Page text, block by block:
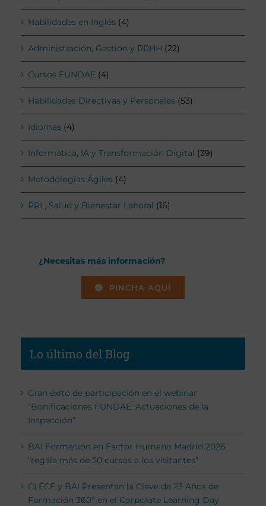
Habilidades en Inglés (4)
Administración, Gestión y RRHH (22)
Cursos FUNDAE (4)
Habilidades Directivas y Personales (53)
Idiomas (4)
Informática, IA y Transformación Digital (39)
Metodologías Ágiles (4)
PRL, Salud y Bienestar Laboral (16)
¿Necesitas más información?
PINCHA AQUÍ
Lo último del Blog
Gran éxito de participación en el webinar
“Bonificaciones FUNDAE: Actuaciones de la
Inspección”
BAI Formación en Factor Humano Madrid 2026
“regala más de 50 cursos a los visitantes”
CLECE y BAI Presentan la Clave de 23 Años de
Formación 360º en el Corporate Learning Day